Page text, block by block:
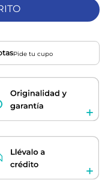
Pide tu cupo